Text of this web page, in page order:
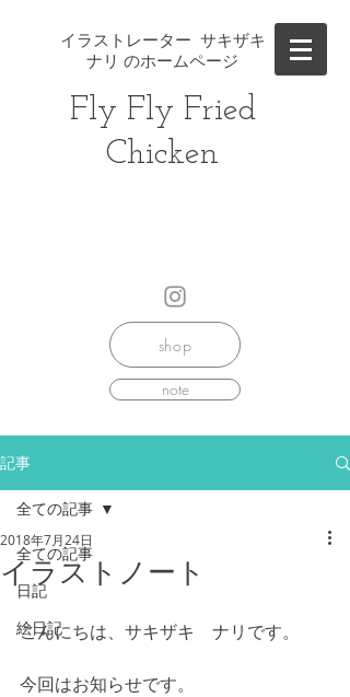
イラストレーター サキザキ
ナリ のホームページ
Fly Fly ​Fried
Chicken
shop
note
記事
全ての記事
日記
絵日記
全ての記事
イラストノート
2018年7月24日
こんにちは、サキザキ　ナリです。
今回はお知らせです。